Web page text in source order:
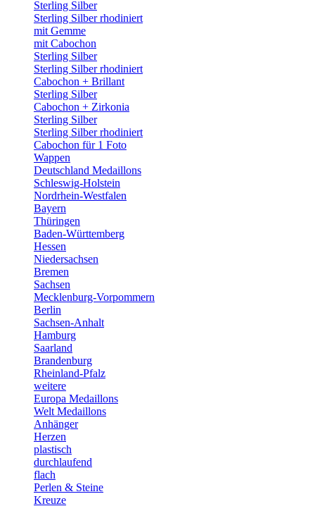
Sterling Silber
Sterling Silber rhodiniert
mit Gemme
mit Cabochon
Sterling Silber
Sterling Silber rhodiniert
Cabochon + Brillant
Sterling Silber
Cabochon + Zirkonia
Sterling Silber
Sterling Silber rhodiniert
Cabochon für 1 Foto
Wappen
Deutschland Medaillons
Schleswig-Holstein
Nordrhein-Westfalen
Bayern
Thüringen
Baden-Württemberg
Hessen
Niedersachsen
Bremen
Sachsen
Mecklenburg-Vorpommern
Berlin
Sachsen-Anhalt
Hamburg
Saarland
Brandenburg
Rheinland-Pfalz
weitere
Europa Medaillons
Welt Medaillons
Anhänger
Herzen
plastisch
durchlaufend
flach
Perlen & Steine
Kreuze